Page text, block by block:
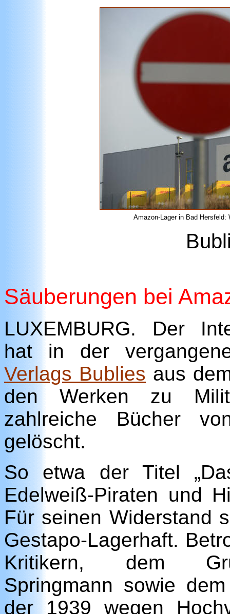
Amazon-Lager in Bad
Säuberungen bei
LUXEMBURG. Der
hat in der
Verlags Bublies aus
den Werken zu
zahlreiche Bücher
gelöscht.
So etwa der Titel
Edelweiß-Piraten und
Für seinen Widerstand
Gestapo-Lagerhaft.
Kritikern, dem
Springmann sowie
der 1939 wegen